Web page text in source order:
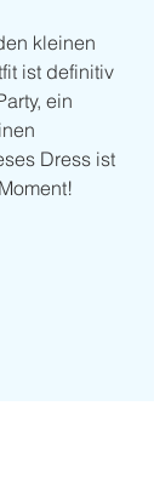
kleinen
ist definitiv
ein
Dress ist